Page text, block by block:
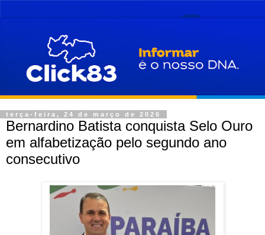
terça-feira, 24 de março de 2026
Bernardino Batista conquista Selo Ouro
em alfabetização pelo segundo ano
consecutivo